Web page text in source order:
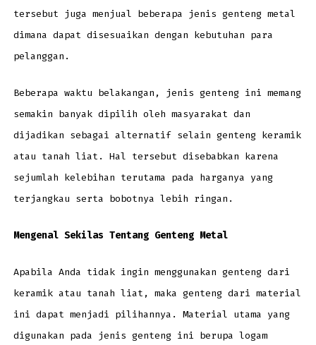
tersebut juga menjual beberapa jenis genteng metal
dimana dapat disesuaikan dengan kebutuhan para
pelanggan.
Beberapa waktu belakangan, jenis genteng ini memang
semakin banyak dipilih oleh masyarakat dan
dijadikan sebagai alternatif selain genteng keramik
atau tanah liat. Hal tersebut disebabkan karena
sejumlah kelebihan terutama pada harganya yang
terjangkau serta bobotnya lebih ringan.
Mengenal Sekilas Tentang Genteng Metal
Apabila Anda tidak ingin menggunakan genteng dari
keramik atau tanah liat, maka genteng dari material
ini dapat menjadi pilihannya. Material utama yang
digunakan pada jenis genteng ini berupa logam